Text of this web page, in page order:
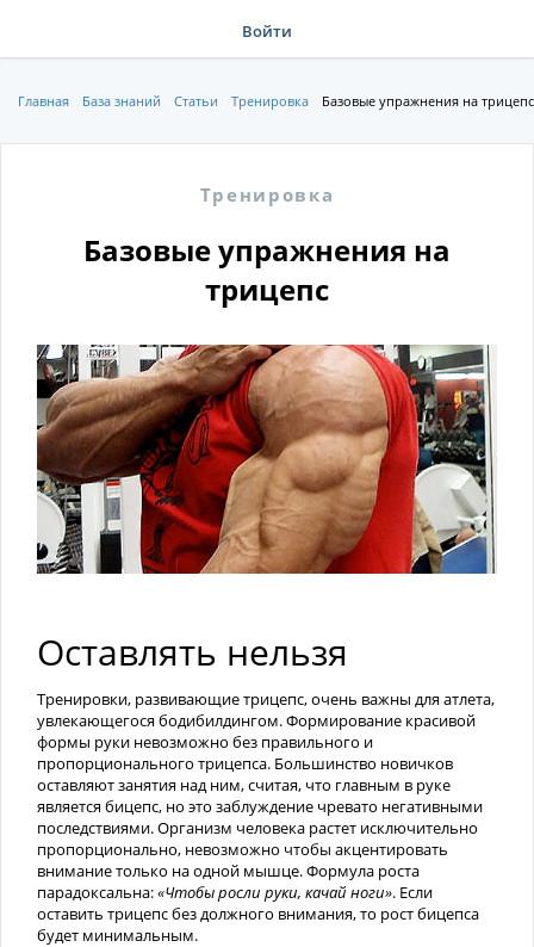
Войти
Главная База знаний Статьи Тренировка Базовые упражнения на трицепс
Тренировка
Базовые упражнения на
трицепс
Оставлять нельзя
Тренировки, развивающие трицепс, очень важны для атлета,
увлекающегося бодибилдингом. Формирование красивой
формы руки невозможно без правильного и
пропорционального трицепса. Большинство новичков
оставляют занятия над ним, считая, что главным в руке
является бицепс, но это заблуждение чревато негативными
последствиями. Организм человека растет исключительно
пропорционально, невозможно чтобы акцентировать
внимание только на одной мышце. Формула роста
парадоксальна:«Чтобы росли руки, качай ноги». Если
оставить трицепс без должного внимания, то рост бицепса
будет минимальным.